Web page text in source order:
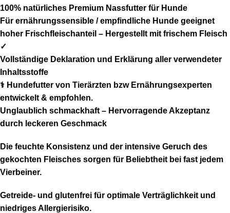
100% natürliches Premium Nassfutter für Hunde
Für ernährungssensible / empfindliche Hunde geeignet
hoher Frischfleischanteil – Hergestellt mit frischem Fleisch
✓
Vollständige Deklaration und Erklärung aller verwendeter
Inhaltsstoffe
⚕️ Hundefutter von Tierärzten bzw Ernährungsexperten
entwickelt & empfohlen.
Unglaublich schmackhaft – Hervorragende Akzeptanz
durch leckeren Geschmack
Die feuchte Konsistenz und der intensive Geruch des
gekochten Fleisches sorgen für Beliebtheit bei fast jedem
Vierbeiner.
Getreide- und glutenfrei für optimale Verträglichkeit und
niedriges Allergierisiko.